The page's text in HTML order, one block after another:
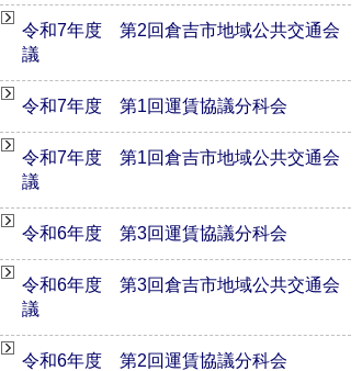
令和7年度 第2回倉吉市地域公共交通会
議
令和7年度 第1回運賃協議分科会
令和7年度 第1回倉吉市地域公共交通会
議
令和6年度 第3回運賃協議分科会
令和6年度 第3回倉吉市地域公共交通会
議
令和6年度 第2回運賃協議分科会